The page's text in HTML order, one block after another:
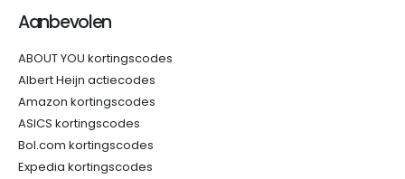
Aanbevolen
ABOUT YOU kortingscodes
Albert Heijn actiecodes
Amazon kortingscodes
ASICS kortingscodes
Bol.com kortingscodes
Expedia kortingscodes